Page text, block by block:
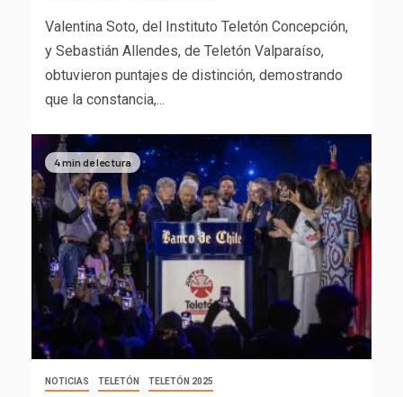
Valentina Soto, del Instituto Teletón Concepción,
y Sebastián Allendes, de Teletón Valparaíso,
obtuvieron puntajes de distinción, demostrando
que la constancia,...
4 min de lectura
NOTICIAS TELETÓN TELETÓN 2025